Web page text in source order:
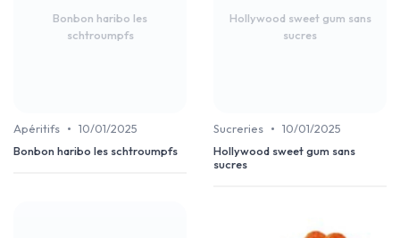
Bonbon haribo les
schtroumpfs
Apéritifs • 10/01/2025
Bonbon haribo les schtroumpfs
Hollywood sweet gum sans
sucres
Sucreries • 10/01/2025
Hollywood sweet gum sans
sucres